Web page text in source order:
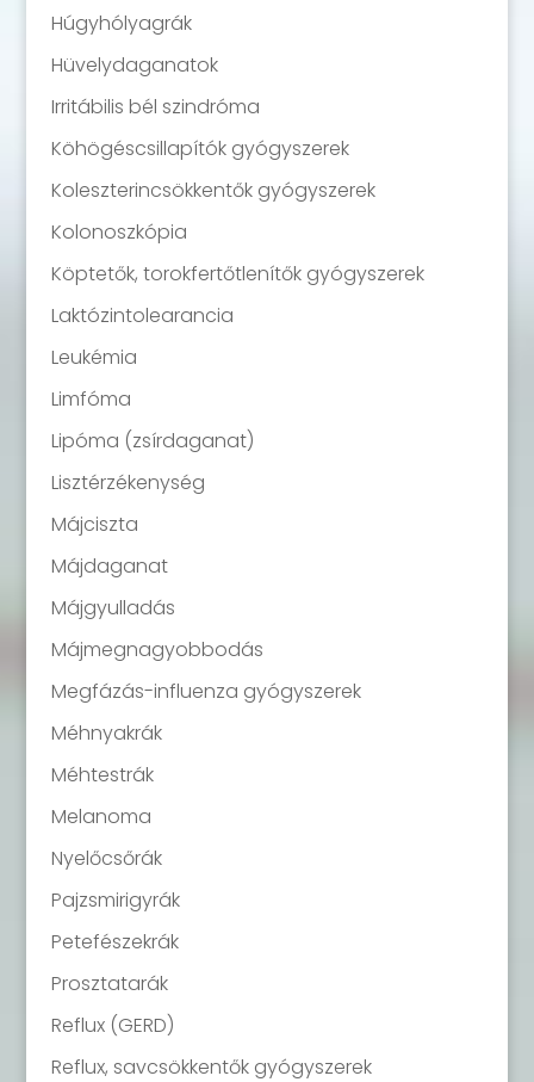
Húgyhólyagrák
Hüvelydaganatok
Irritábilis bél szindróma
Köhögéscsillapítók gyógyszerek
Koleszterincsökkentők gyógyszerek
Kolonoszkópia
Köptetők, torokfertőtlenítők gyógyszerek
Laktózintolearancia
Leukémia
Limfóma
Lipóma (zsírdaganat)
Lisztérzékenység
Májciszta
Májdaganat
Májgyulladás
Májmegnagyobbodás
Megfázás-influenza gyógyszerek
Méhnyakrák
Méhtestrák
Melanoma
Nyelőcsőrák
Pajzsmirigyrák
Petefészekrák
Prosztatarák
Reflux (GERD)
Reflux, savcsökkentők gyógyszerek